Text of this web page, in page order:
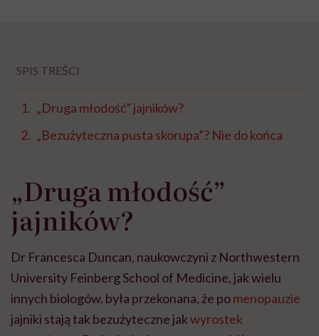
SPIS TREŚCI
„Druga młodość” jajników?
„Bezużyteczna pusta skorupa”? Nie do końca
„Druga młodość”
jajników?
Dr Francesca Duncan, naukowczyni z Northwestern
University Feinberg School of Medicine, jak wielu
innych biologów, była przekonana, że pomenopauzie
jajniki stają tak bezużyteczne jakwyrostek